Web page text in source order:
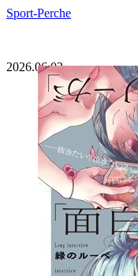
Sport-Perche
2026.06.03